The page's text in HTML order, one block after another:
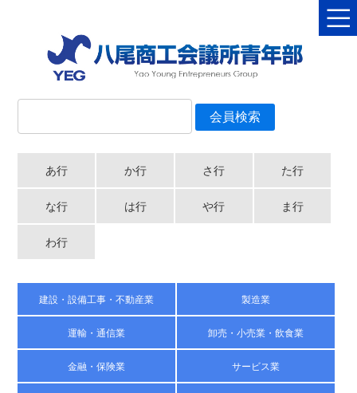
あ行 か行 さ行 た行
な行 は行 や行 ま行
わ行
建設・設備工事・不動産業 製造業
運輸・通信業 卸売・小売業・飲食業
金融・保険業 サービス業